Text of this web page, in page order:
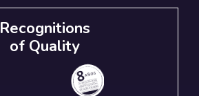
Recognitions
of Quality